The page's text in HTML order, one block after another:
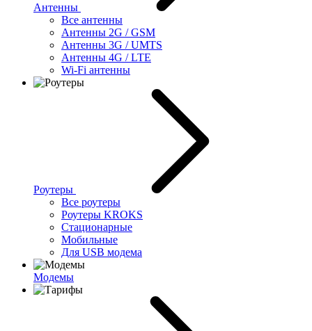
Антенны
Все антенны
Антенны 2G / GSM
Антенны 3G / UMTS
Антенны 4G / LTE
Wi-Fi антенны
Роутеры
Все роутеры
Роутеры KROKS
Стационарные
Мобильные
Для USB модема
Модемы